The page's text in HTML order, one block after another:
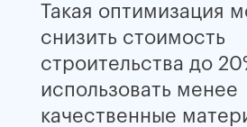
Такая оптимизация
снизить стоимость
строительства до
использовать менее
качественные